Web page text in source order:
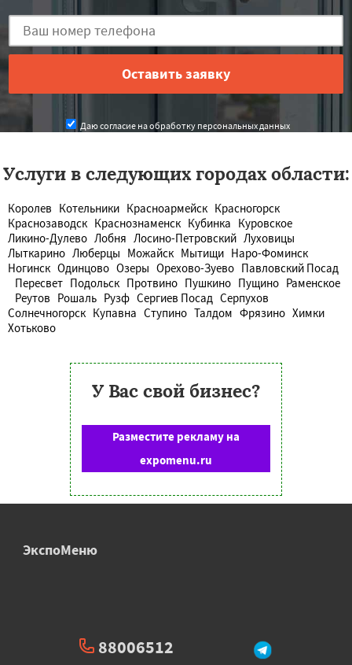
Даю согласие на обработку персональных данных
Услуги в следующих городах области:
Королев Котельники Красноармейск Красногорск
Краснозаводск Краснознаменск Кубинка Куровское
Ликино-Дулево Лобня Лосино-Петровский Луховицы
Лыткарино Люберцы Можайск Мытищи Наро-Фоминск
Ногинск Одинцово Озеры Орехово-Зуево Павловский Посад
Пересвет Подольск Протвино Пушкино Пущино Раменское
Реутов Рошаль Рузф Сергиев Посад Серпухов
Солнечногорск Купавна Ступино Талдом Фрязино Химки
Хотьково
У Вас свой бизнес?
Разместите рекламу на
expomenu.ru
ЭкспоМеню
88006512